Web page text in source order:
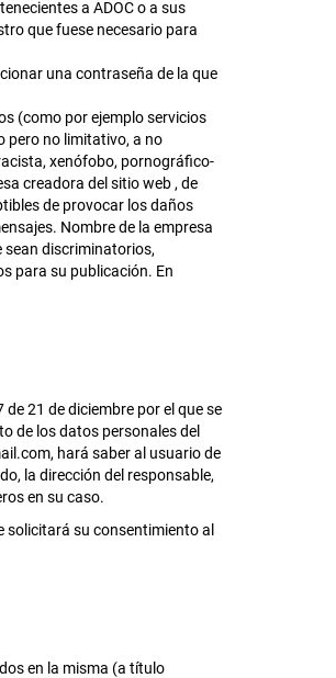
a ADOC o a sus
que fuese necesario para
una contraseña de la que
(como por ejemplo servicios
pero no limitativo, a no
xenófobo, pornográfico-
creadora del sitio web , de
de provocar los daños
Nombre de la empresa
sean discriminatorios,
para su publicación. En
21 de diciembre por el que se
de los datos personales del
hará saber al usuario de
la dirección del responsable,
en su caso.
solicitará su consentimiento al
en la misma (a título